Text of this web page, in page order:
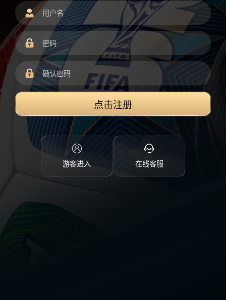
点击注册
游客进入 在线客服